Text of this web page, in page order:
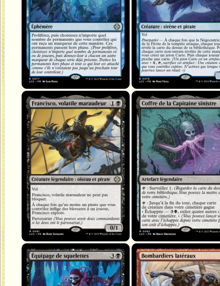
Francisco, volatile maraudeur Coffre de la Capitaine sinistre
Équipage de squelettes Bombardiers latéraux